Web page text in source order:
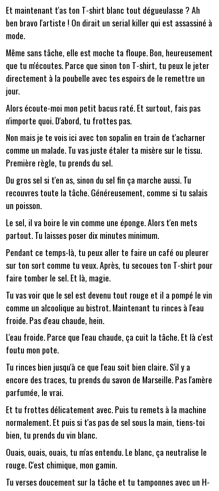
Et maintenant t'as ton T-shirt blanc tout dégueulasse ? Ah
ben bravo l'artiste ! On dirait un serial killer qui est assassiné à
mode.
Même sans tâche, elle est moche ta floupe. Bon, heureusement
que tu m'écoutes. Parce que sinon ton T-shirt, tu peux le jeter
directement à la poubelle avec tes espoirs de le remettre un
jour.
Alors écoute-moi mon petit bacus raté. Et surtout, fais pas
n'importe quoi. D'abord, tu frottes pas.
Non mais je te vois ici avec ton sopalin en train de t'acharner
comme un malade. Tu vas juste étaler ta misère sur le tissu.
Première règle, tu prends du sel.
Du gros sel si t'en as, sinon du sel fin ça marche aussi. Tu
recouvres toute la tâche. Généreusement, comme si tu salais
un poisson.
Le sel, il va boire le vin comme une éponge. Alors t'en mets
partout. Tu laisses poser dix minutes minimum.
Pendant ce temps-là, tu peux aller te faire un café ou pleurer
sur ton sort comme tu veux. Après, tu secoues ton T-shirt pour
faire tomber le sel. Et là, magie.
Tu vas voir que le sel est devenu tout rouge et il a pompé le vin
comme un alcoolique au bistrot. Maintenant tu rinces à l'eau
froide. Pas d'eau chaude, hein.
L'eau froide. Parce que l'eau chaude, ça cuit la tâche. Et là c'est
foutu mon pote.
Tu rinces bien jusqu'à ce que l'eau soit bien claire. S'il y a
encore des traces, tu prends du savon de Marseille. Pas l'amère
parfumée, le vrai.
Et tu frottes délicatement avec. Puis tu remets à la machine
normalement. Et puis si t'as pas de sel sous la main, tiens-toi
bien, tu prends du vin blanc.
Ouais, ouais, ouais, tu m'as entendu. Le blanc, ça neutralise le
rouge. C'est chimique, mon gamin.
Tu verses doucement sur la tâche et tu tamponnes avec un H-